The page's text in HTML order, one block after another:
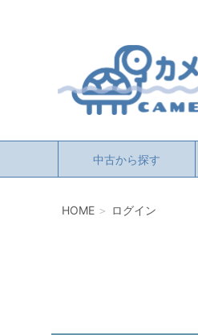
中古から探す
HOME ログイン